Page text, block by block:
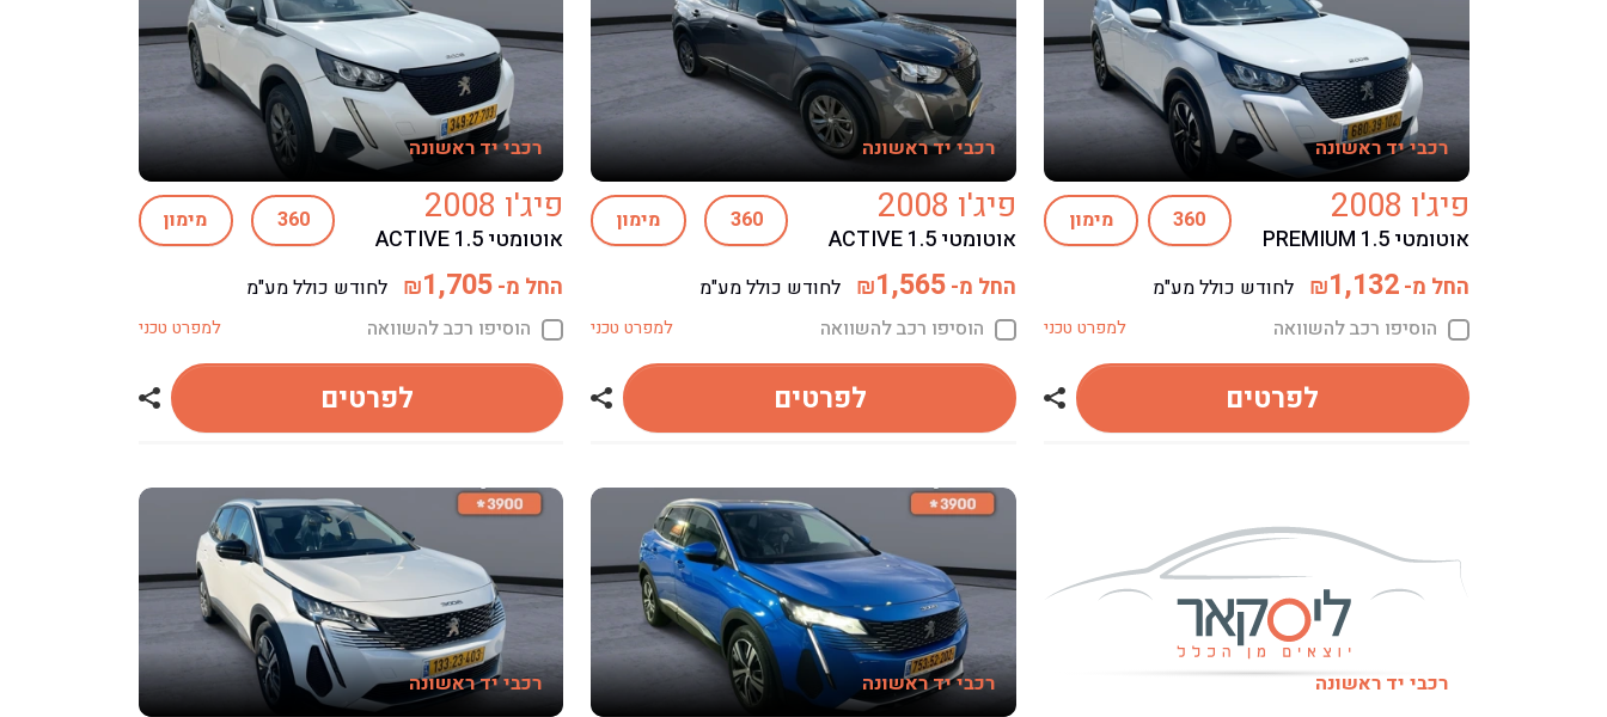
רכבי יד ראשונה
פיג'ו 2008
אוטומטי PREMIUM 1.5
360 מימון
החל מ- ₪1,132
לחודש כולל מע"מ
הוסיפו רכב להשוואה
למפרט טכני
לפרטים שתף רכב פיג'ו 2008
רכבי יד ראשונה
פיג'ו 2008
אוטומטי ACTIVE 1.5
360 מימון
החל מ- ₪1,565
לחודש כולל מע"מ
הוסיפו רכב להשוואה
למפרט טכני
לפרטים שתף רכב פיג'ו 2008
רכבי יד ראשונה
פיג'ו 2008
אוטומטי ACTIVE 1.5
360 מימון
החל מ- ₪1,705
לחודש כולל מע"מ
הוסיפו רכב להשוואה
למפרט טכני
לפרטים שתף רכב פיג'ו 2008
רכבי יד ראשונה רכבי יד ראשונה רכבי יד ראשונה